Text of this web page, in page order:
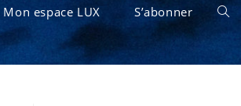
Mon espace LUX S’abonner